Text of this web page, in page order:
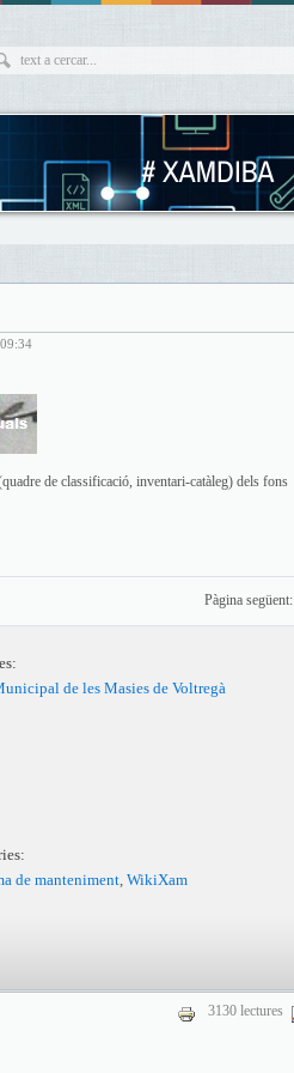
de classificació, inventari-catàleg) dels fons
Pàgina següent:
de les Masies de Voltregà
de manteniment WikiXam
3130 lectures